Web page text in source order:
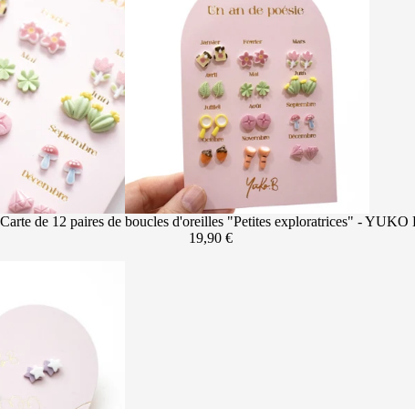
Carte de 12 paires de boucles d'oreilles "Petites exploratrices" - YUKO
19,90 €